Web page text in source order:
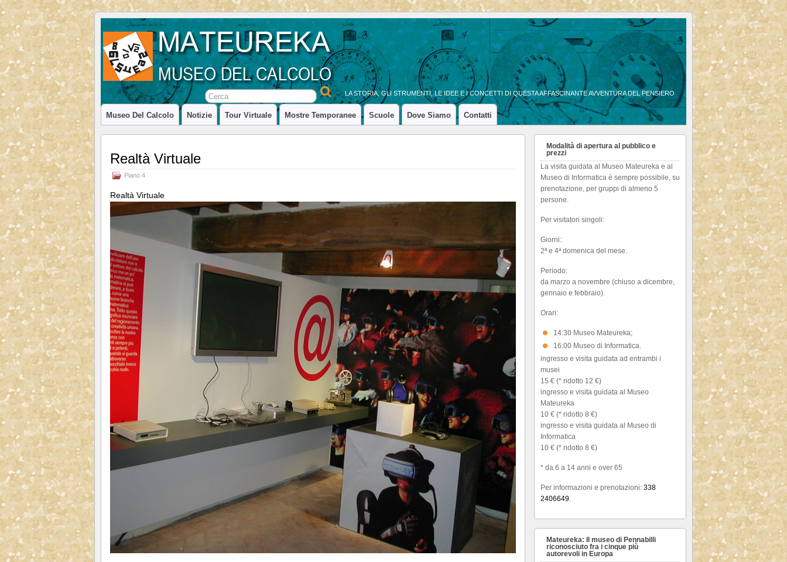
LA STORIA, GLI STRUMENTI, LE IDEE E I CONCETTI DI QUESTA AFFASCINANTE AVVENTURA DEL PENSIERO
Museo Del Calcolo Notizie Tour Virtuale Mostre Temporanee Scuole Dove Siamo Contatti
Realtà Virtuale
Piano 4
Realtà Virtuale
Modalità di apertura al pubblico e
prezzi
La visita guidata al Museo Mateureka e al
Museo di Informatica è sempre possibile, su
prenotazione, per gruppi di almeno 5
persone.
Per visitatori singoli:
Giorni:
2ª e 4ª domenica del mese.
Periodo:
da marzo a novembre (chiuso a dicembre,
gennaio e febbraio).
Orari:
14:30 Museo Mateureka;
16:00 Museo di Informatica.
ingresso e visita guidata ad entrambi i
musei
15 € (* ridotto 12 €)
ingresso e visita guidata al Museo
Mateureka
10 € (* ridotto 8 €)
ingresso e visita guidata al Museo di
Informatica
10 € (* ridotto 8 €)
* da 6 a 14 anni e over 65
Per informazioni e prenotazioni: 338
2406649.
Mateureka: Il museo di Pennabilli
riconosciuto fra i cinque più
autorevoli in Europa